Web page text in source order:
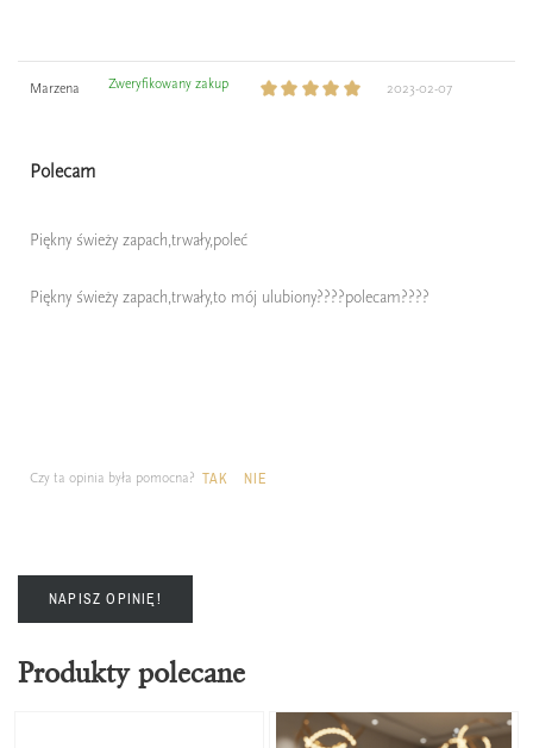
Marzena Zweryfikowany zakup 2023-02-07
Polecam
Piękny świeży zapach,trwały,poleć
Piękny świeży zapach,trwały,to mój ulubiony????polecam????
Czy ta opinia była pomocna? TAK NIE
NAPISZ OPINIĘ!
Produkty polecane